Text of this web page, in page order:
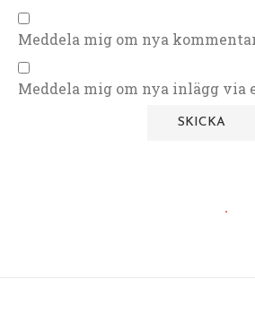
Meddela mig om nya
Meddela mig om nya inlägg via